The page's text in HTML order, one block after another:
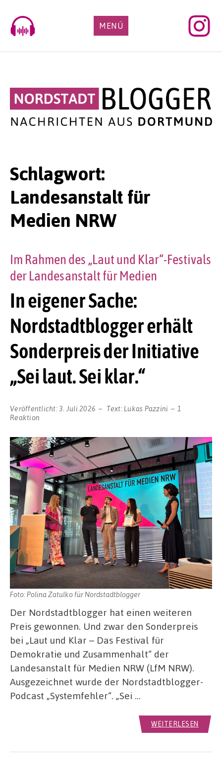
content
MENÜ
Schlagwort:
Landesanstalt für
Medien NRW
In eigener Sache:
Nordstadtblogger erhält
Sonderpreis der Initiative
„Sei laut. Sei klar.“
Im Rahmen des „Laut und Klar“-Festivals
der Landesanstalt für Medien
Veröffentlicht:3. Juli 2026 Text:Lukas Pazzini
1
Reaktion
Foto: Polina Zatulko für Nordstadtblogger
Der Nordstadtblogger hat einen weiteren
Preis gewonnen. Und zwar den Sonderpreis
bei „Laut und Klar – Das Festival für
Demokratie und Zusammenhalt“ der
Landesanstalt für Medien NRW (LfM NRW).
Ausgezeichnet wurde der Nordstadtblogger-
Podcast „Systemfehler“. „Sei …
WEITERLESEN